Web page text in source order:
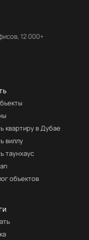
12 000+
квартиру в Дубае
виллу
таунхаус
объектов